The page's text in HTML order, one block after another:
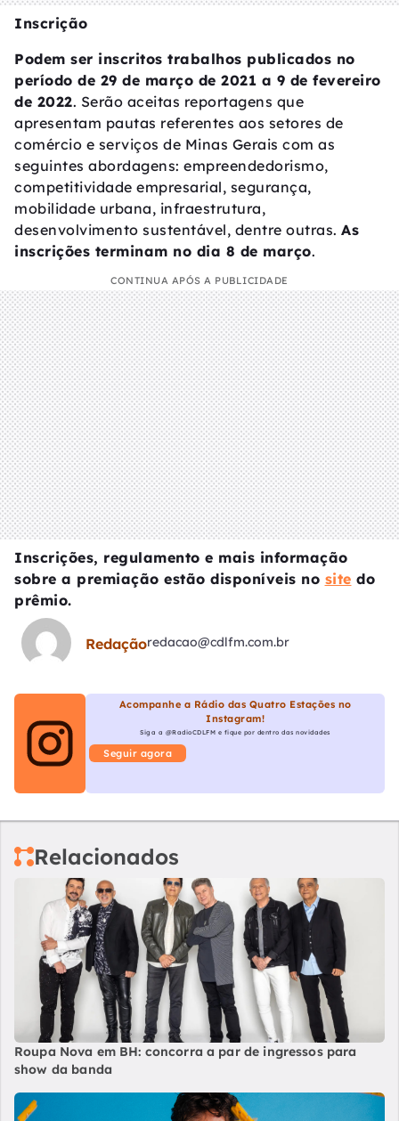
Inscrição
Podem ser inscritos trabalhos publicados no
período de 29 de março de 2021 a 9 de fevereiro
de 2022. Serão aceitas reportagens que
apresentam pautas referentes aos setores de
comércio e serviços de Minas Gerais com as
seguintes abordagens: empreendedorismo,
competitividade empresarial, segurança,
mobilidade urbana, infraestrutura,
desenvolvimento sustentável, dentre outras. As
inscrições terminam no dia 8 de março.
CONTINUA APÓS A PUBLICIDADE
Inscrições, regulamento e mais informação
sobre a premiação estão disponíveis no site do
prêmio.
Redaçãoredacao@cdlfm.com.br
Acompanhe a Rádio das Quatro Estações no
Instagram!
Siga a @RadioCDLFM e fique por dentro das novidades
Seguir agora
Relacionados
Roupa Nova em BH: concorra a par de ingressos para
show da banda